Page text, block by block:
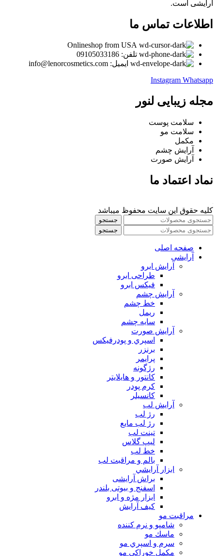
آرایشی است.
اطلاعات تماس ما
Onlineshop from USA
تلفن: 09105033186
ایمیل: info@lenorcosmetics.com
Instagram Whatsapp
مجله زیبایی لنور
سلامت پوست
سلامت مو
مکمل
آرایش چشم
آرایش صورت
نماد اعتماد ما
کلیه حقوق این سایت محفوظ میباشد
جستجو
جستجو
صفحه اصلی
آرایشی
آرايش ابرو
طراحی ابرو
فیکس ابرو
آرايش چشم
خط چشم
ريمل
سايه چشم
آرايش صورت
اسپري و پودرفيكس
برنزر
پرايمر
رژگونه
كانتور و هايلايتر
كرم پودر
كانسيلر
آرايش لب
رژ لب
رژ لب مایع
تینت لب
لیپ گلاس
خط لب
بالم و مراقبت لب
ابزار آرايشي
براش آرایشی
اسفنج و بیوتی بلندر
ابزار مژه و ابرو
کیف آرایش
مراقبت مو
شامپو و نرم كننده
ماسك مو
سرم و اسپري مو
مكمل خوراكی مو